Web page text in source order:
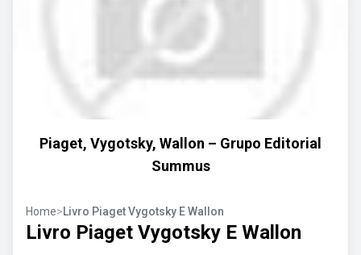
Piaget, Vygotsky, Wallon – Grupo Editorial
Summus
Home>Livro Piaget Vygotsky E Wallon
Livro Piaget Vygotsky E Wallon